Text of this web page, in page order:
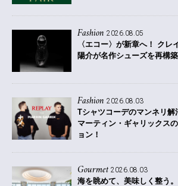
Fashion 2026.08.05
〈エコー〉が新章へ！ クレ
陽介が名作シューズを再構築
Fashion 2026.08.03
Tシャツコーデのマンネリ
マーティン・ギャリックス
ョン！
Gourmet 2026.08.03
海を眺めて、美味しく整う